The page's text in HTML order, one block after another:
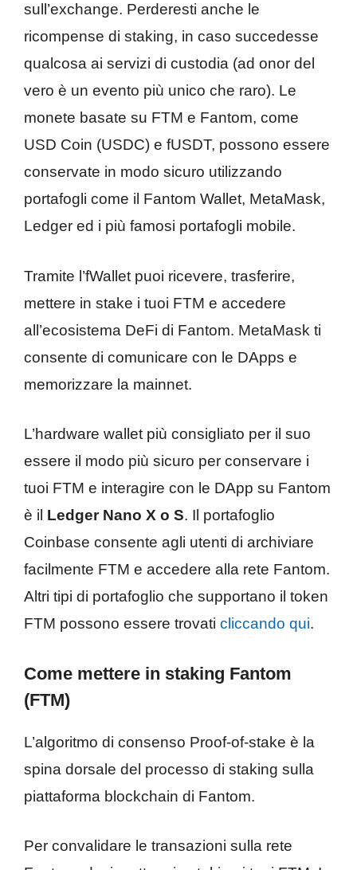
sull’exchange. Perderesti anche le
ricompense di staking, in caso succedesse
qualcosa ai servizi di custodia (ad onor del
vero è un evento più unico che raro). Le
monete basate su FTM e Fantom, come
USD Coin (USDC) e fUSDT, possono essere
conservate in modo sicuro utilizzando
portafogli come il Fantom Wallet, MetaMask,
Ledger ed i più famosi portafogli mobile.
Tramite l’fWallet puoi ricevere, trasferire,
mettere in stake i tuoi FTM e accedere
all’ecosistema DeFi di Fantom. MetaMask ti
consente di comunicare con le DApps e
memorizzare la mainnet.
L’hardware wallet più consigliato per il suo
essere il modo più sicuro per conservare i
tuoi FTM e interagire con le DApp su Fantom
è il Ledger Nano X o S. Il portafoglio
Coinbase consente agli utenti di archiviare
facilmente FTM e accedere alla rete Fantom.
Altri tipi di portafoglio che supportano il token
FTM possono essere trovati cliccando qui.
Come mettere in staking Fantom
(FTM)
L’algoritmo di consenso Proof-of-stake è la
spina dorsale del processo di staking sulla
piattaforma blockchain di Fantom.
Per convalidare le transazioni sulla rete